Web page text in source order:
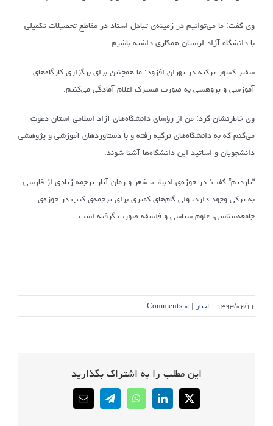
وی گفت: ما می‌توانیم در زمینه‌ی تبادل استاد در مقاطع تحصیلات تکمیلی
با دانشگاه آزاد لرستان همکاری داشته باشیم.
سفیر کشور ترکیه در تهران افزود: ما همچنین برای برگزاری کارگاه‌های
آموزشی و پژوهشی به صورت مشترک اعلام آمادگی می‌کنیم.
وی خاطرنشان کرد: من از رؤسای دانشگاه‌های آزاد اسلامی استان دعوت
می‌کنم که به دانشگاه‌های ترکیه رفته و با دستاوردهای آموزشی و پژوهشی
دانشجویان و اساتید این دانشگاه‌ها آشنا شوند.
“یاردیم” گفت: در حوزه‌ی ادبیات، شعر و رمان آثار ترجمه زیادی از فارسی
به ترکی وجود دارد، ولی گام‌های کمتری برای ترجمه‌ی کتب در حوزه‌ی
جامعه‌شناسی، علوم سیاسی و فلسفه صورت گرفته است.
۱۳۹۳/۰۲/۱۱ | اخبار | ۰ Comments
این مطلب را به اشتراک بگذارید
X
LinkedIn
WhatsApp
Telegram
Email